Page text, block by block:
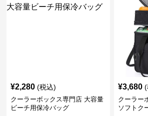
¥2,280 (税込)
クーラーボックス専門店 大容量
ビーチ用保冷バッグ
¥3,680 (
クーラー
ソフトク